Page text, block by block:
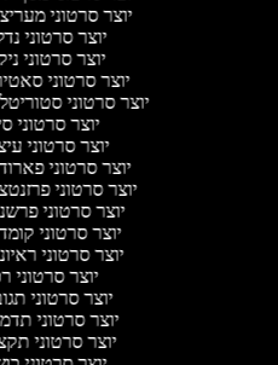
יוצר סרטוני
יוצר סרטוני
יוצר סרטוני
יוצר סרטוני
יוצר סרטוני
יוצר סרטוני
יוצר סרטוני
יוצר סרטוני
יוצר סרטוני
יוצר סרטוני
יוצר סרטוני
יוצר סרטוני
יוצר סרטוני
יוצר סרטוני
יוצר סרטוני
יוצר סרטוני